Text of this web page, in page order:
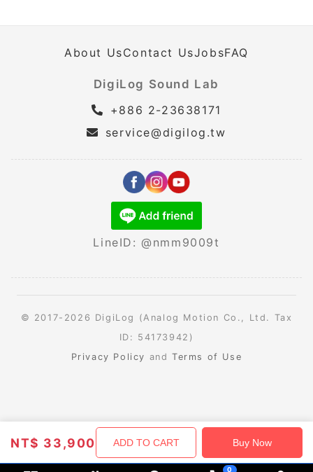
NT$ 33,900 ADD TO CART Buy Now
About UsContact UsJobsFAQ
DigiLog Sound Lab
+886 2-23638171
service@digilog.tw
LineID: @nmm9009t
© 2017-2026 DigiLog (Analog Motion Co., Ltd. Tax
ID: 54173942)
Privacy Policy andTerms of Use
0